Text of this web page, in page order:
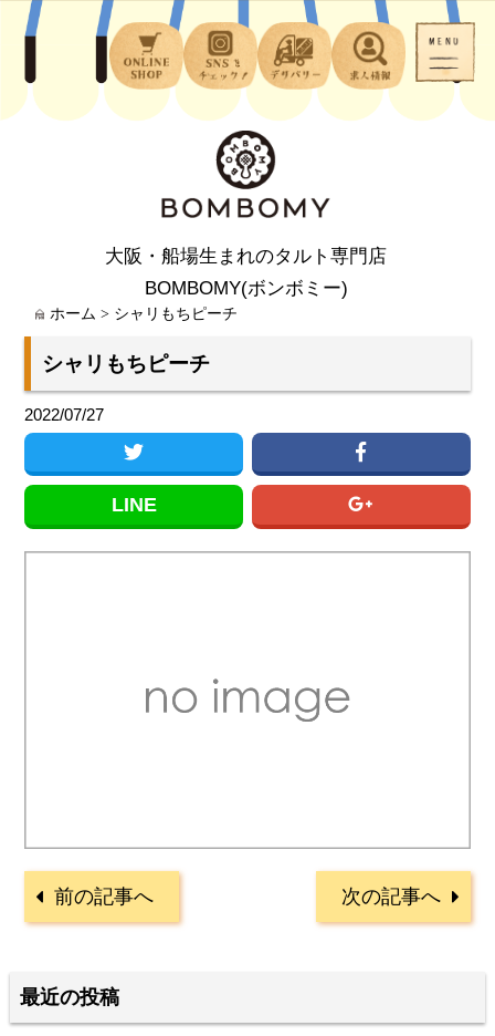
大阪・船場生まれのタルト専門店
BOMBOMY(ボンボミー)
ホーム > シャリもちピーチ
シャリもちピーチ
2022/07/27
LINE
前の記事へ 次の記事へ
最近の投稿